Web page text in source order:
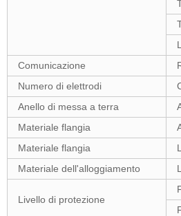
Comunicazione
Numero di elettrodi
Anello di messa a terra
Materiale flangia
Materiale flangia
Materiale dell'alloggiamento
Livello di protezione